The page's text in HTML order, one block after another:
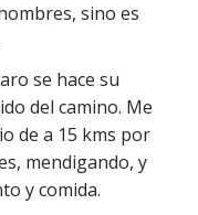
sino es
se hace su
del camino. Me
de a 15 kms por
mendigando, y
y comida.